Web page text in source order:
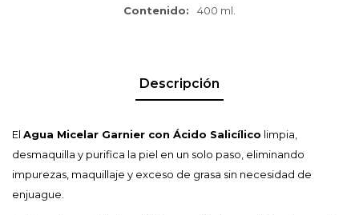
Contenido 400 ml.
Descripción
El Agua Micelar Garnier con Ácido Salicílico limpia,
desmaquilla y purifica la piel en un solo paso, eliminando
impurezas, maquillaje y exceso de grasa sin necesidad de
enjuague.